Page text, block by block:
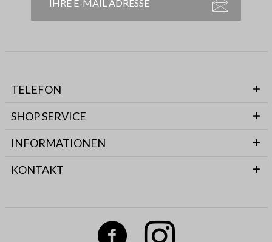
TELEFON
SHOP SERVICE
INFORMATIONEN
KONTAKT